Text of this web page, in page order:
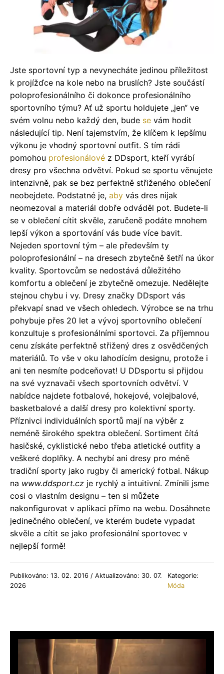
Jste sportovní typ a nevynecháte jedinou příležitost
k projížďce na kole nebo na bruslích? Jste součástí
poloprofesionálního či dokonce profesionálního
sportovního týmu? Ať už sportu holdujete „jen“ ve
svém volnu nebo každý den, bude se vám hodit
následující tip. Není tajemstvím, že klíčem k lepšímu
výkonu je vhodný sportovní outfit. S tím rádi
pomohou profesionálové z DDsport, kteří vyrábí
dresy pro všechna odvětví. Pokud se sportu věnujete
intenzivně, pak se bez perfektně střiženého oblečení
neobejdete. Podstatné je, aby vás dres nijak
neomezoval a materiál dobře odváděl pot. Budete-li
se v oblečení cítit skvěle, zaručeně podáte mnohem
lepší výkon a sportování vás bude více bavit.
Nejeden sportovní tým – ale především ty
poloprofesionální – na dresech zbytečně šetří na úkor
kvality. Sportovcům se nedostává důležitého
komfortu a oblečení je zbytečně omezuje. Nedělejte
stejnou chybu i vy. Dresy značky DDsport vás
překvapí snad ve všech ohledech. Výrobce se na trhu
pohybuje přes 20 let a vývoj sportovního oblečení
konzultuje s profesionálními sportovci. Za příjemnou
cenu získáte perfektně střižený dres z osvědčených
materiálů. To vše v oku lahodícím designu, protože i
ani ten nesmíte podceňovat! U DDsportu si přijdou
na své vyznavači všech sportovních odvětví. V
nabídce najdete fotbalové, hokejové, volejbalové,
basketbalové a další dresy pro kolektivní sporty.
Příznivci individuálních sportů mají na výběr z
neméně širokého spektra oblečení. Sortiment čítá
hasičské, cyklistické nebo třeba atletické outfity a
veškeré doplňky. A nechybí ani dresy pro méně
tradiční sporty jako rugby či americký fotbal. Nákup
na www.ddsport.cz je rychlý a intuitivní. Zmínili jsme
cosi o vlastním designu – ten si můžete
nakonfigurovat v aplikaci přímo na webu. Dosáhnete
jedinečného oblečení, ve kterém budete vypadat
skvěle a cítit se jako profesionální sportovec v
nejlepší formě!
Publikováno: 13. 02. 2016 / Aktualizováno: 30. 07.
2026
Kategorie:
Móda